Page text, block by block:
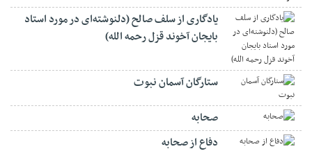
یادگاری از سلف صالح (دلنوشته‌ای در مورد استاد
بایجان آخوند قزل رحمه الله)
ستارگان آسمان نبوت
صحابه
دفاع از صحابه